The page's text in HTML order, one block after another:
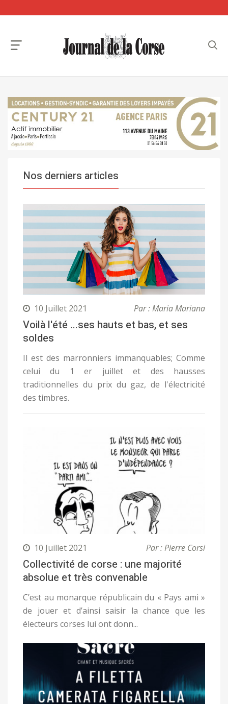
Nos derniers articles
10 Juillet 2021 Par : Maria Mariana
Voilà l'été ...ses hauts et bas, et ses
soldes
Il est des marronniers immanquables; Comme
celui du 1 er juillet et des hausses
traditionnelles du prix du gaz, de l'électricité
des timbres.
10 Juillet 2021 Par : Pierre Corsi
Collectivité de corse : une majorité
absolue et très convenable
C’est au monarque républicain du « Pays ami »
de jouer et d’ainsi saisir la chance que les
électeurs corses lui ont donn...